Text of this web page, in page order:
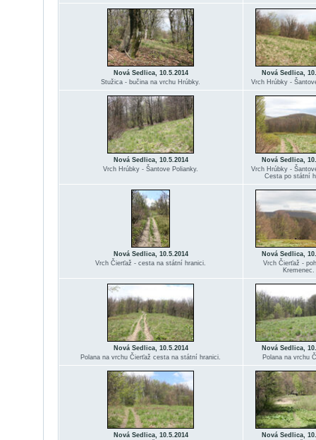
Nová Sedlica, 10.5.2014
Stužica - bučina na vrchu Hrúbky.
Nová Sedlica,
Vrch Hrúbky -
Nová Sedlica, 10.5.2014
Vrch Hrúbky - Šantove Polianky.
Nová Sedlica,
Vrch Hrúbky -
Cesta po státní
Nová Sedlica, 10.5.2014
Vrch Čierťaž - cesta na státní hranici.
Nová Sedlica,
Vrch Čierťaž -
Kremenec.
Nová Sedlica, 10.5.2014
Polana na vrchu Čierťaž cesta na státní hranici.
Nová Sedlica,
Polana na vrchu
Nová Sedlica, 10.5.2014
Nová Sedlica,